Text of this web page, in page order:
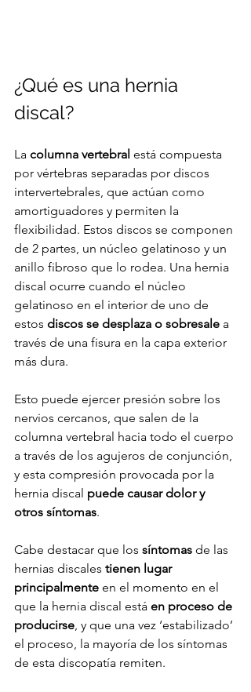
¿Qué es una hernia
discal?
La columna vertebral está compuesta
por vértebras separadas por discos
intervertebrales, que actúan como
amortiguadores y permiten la
flexibilidad. Estos discos se componen
de 2 partes, un núcleo gelatinoso y un
anillo fibroso que lo rodea. Una hernia
discal ocurre cuando el núcleo
gelatinoso en el interior de uno de
estos discos se desplaza o sobresale a
través de una fisura en la capa exterior
más dura.
Esto puede ejercer presión sobre los
nervios cercanos, que salen de la
columna vertebral hacia todo el cuerpo
a través de los agujeros de conjunción,
y esta compresión provocada por la
hernia discal puede causar dolor y
otros síntomas.
Cabe destacar que los síntomas de las
hernias discales tienen lugar
principalmente en el momento en el
que la hernia discal está en proceso de
producirse, y que una vez ‘estabilizado’
el proceso, la mayoría de los síntomas
de esta discopatía remiten.